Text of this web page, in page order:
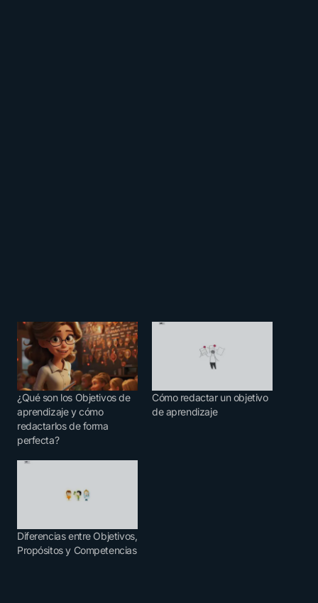
¿Qué son los Objetivos de
aprendizaje y cómo
redactarlos de forma
perfecta?
Cómo redactar un objetivo
de aprendizaje
Diferencias entre Objetivos,
Propósitos y Competencias